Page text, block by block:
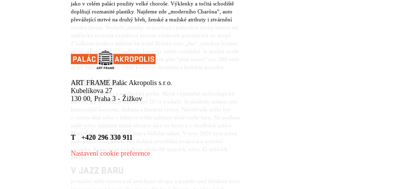
jako v celém paláci použity velké choroše. Výklenky a točitá schodiště
doplňují rozmanité plastiky. Najdeme zde „moderního Charóna“, auto
převážející mrtvé na druhý břeh, ženské a mužské atributy i ztvárnění
vzniku života. Nechybí plastiky znázorňující jednotlivé druhy umění ani
umělecká svoboda vyjádřená hejnem vlaštovek poletujících na stropě.
Z balkonu podává směrem ke scéně Božská ruka „dar“, pánskou brašnu
plnou talentů. Sál je z pohledu kapacity velmi variabilní. Je možné zvolit
varianty od “plného stání” pro 700 osob přes “plné sezení” pro 300 osob
až po uspořádání pro velmi komorní divadelní a hudební projekty.
MALÁ SCÉNA
je zdobena zlatými a měděnými prvky. Skýtá výjimečné technologické
zázemí, její součástí je kabina pro DJ či zvukaře. Je ideálním místem pro
komornější koncerty, diskuze a literární večery. Návštěvník může být
v centru dění nebo v klidové světle zařízené zóně vedle baru. Na podlaze
malé scény najdeme stejné obrazce jako ve foyer a v chodbách paláce.
Malá scéna je přímo propojena s Velkým sálem. V roce 2020 byla scéna
zrekonstruovaná a byla zde dodaná prvotřídní zvuková a světelná
technika. Kapacita se pohybuje okolo 80 stojících, nebo 45 sedících
diváků.
V JAZZ BARU
je možné oddychnout pod antickými sloupy a posedět pod dýmkou míru
ART FRAME Palác Akropolis s.r.o.
Kubelíkova 27
130 00, Praha 3 - Žižkov
T +420 296 330 911
Nastavení cookie preference